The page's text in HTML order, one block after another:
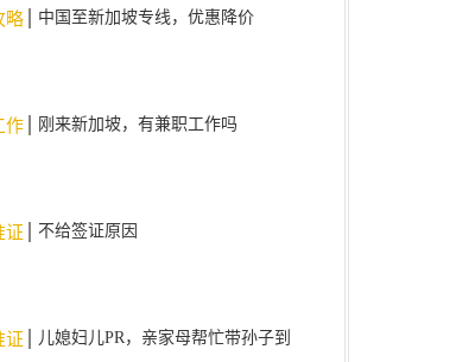
略
中国至新加坡专线，优惠降价
作 刚来新加坡，有兼职工作吗
证 不给签证原因
证
儿媳妇儿PR，亲家母帮忙带孙子到